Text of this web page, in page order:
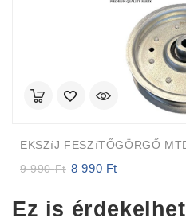
9 990Ft Original
9
8 990 Ft
8
Ez is